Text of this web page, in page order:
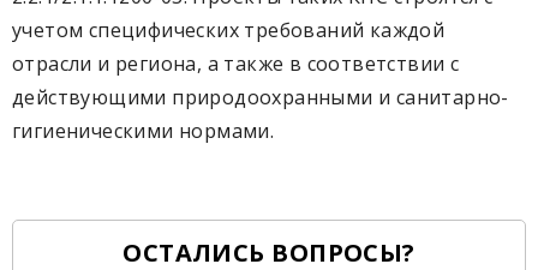
учетом специфических требований каждой
отрасли и региона, а также в соответствии с
действующими природоохранными и санитарно-
гигиеническими нормами.
ОСТАЛИСЬ ВОПРОСЫ?